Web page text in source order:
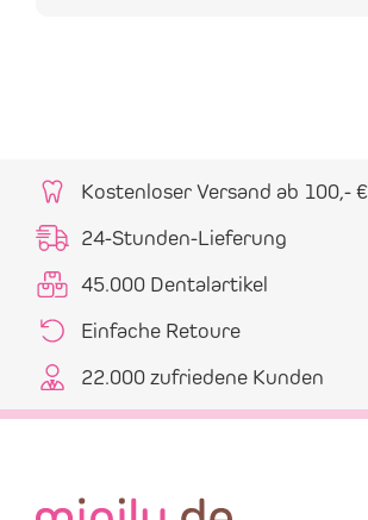
Kostenloser Versand ab 100,- €
24-Stunden-Lieferung
45.000 Dentalartikel
Einfache Retoure
22.000 zufriedene Kunden